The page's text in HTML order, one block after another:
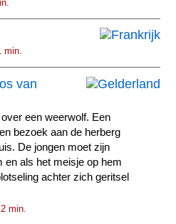
min.
van
een weerwolf. Een
bezoek aan de herberg
De jongen moet zijn
en als het meisje op hem
achter zich geritsel
min.